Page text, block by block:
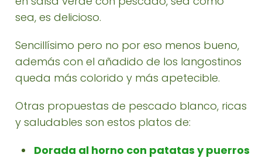
sea, es delicioso.
Sencillísimo pero no por eso menos bueno,
además con el añadido de los langostinos
queda más colorido y más apetecible.
Otras propuestas de pescado blanco, ricas
y saludables son estos platos de:
Dorada al horno con patatas y puerros